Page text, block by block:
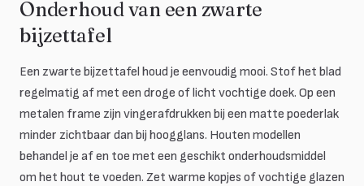
Onderhoud van een zwarte
bijzettafel
Een zwarte bijzettafel houd je eenvoudig mooi. Stof het blad
regelmatig af met een droge of licht vochtige doek. Op een
metalen frame zijn vingerafdrukken bij een matte poederlak
minder zichtbaar dan bij hoogglans. Houten modellen
behandel je af en toe met een geschikt onderhoudsmiddel
om het hout te voeden. Zet warme kopjes of vochtige glazen